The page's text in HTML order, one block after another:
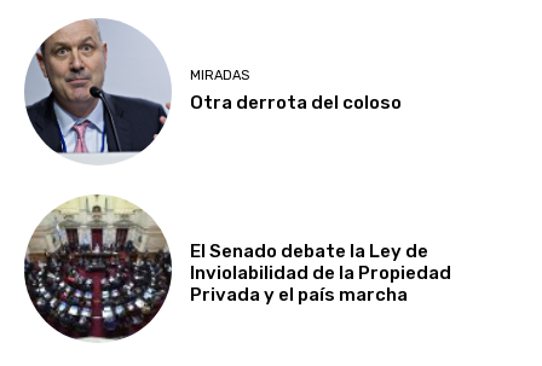
MIRADAS
Otra derrota del coloso
El Senado debate la Ley de
Inviolabilidad de la Propiedad
Privada y el país marcha